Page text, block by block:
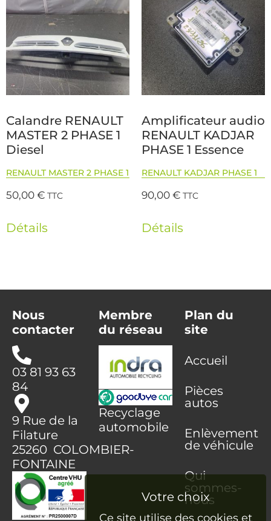
Calandre RENAULT
MASTER 2 PHASE 1
Diesel
RENAULT MASTER 2 PHASE 1
50,00€ TTC
Détails
Amplificateur audio
RENAULT KADJAR
PHASE 1 Essence
RENAULT KADJAR PHASE 1
90,00€ TTC
Détails
Nous
contacter
03 81 93 63
84
9 Rue de la
Filature
25260 COLOMBIER-
FONTAINE
Membre
du réseau
Recyclage
automobile
Plan du
site
Accueil
Pièces
autos
Enlèvement
de véhicule
Qui
sommes-
nous
Ce site utilise des cookies et